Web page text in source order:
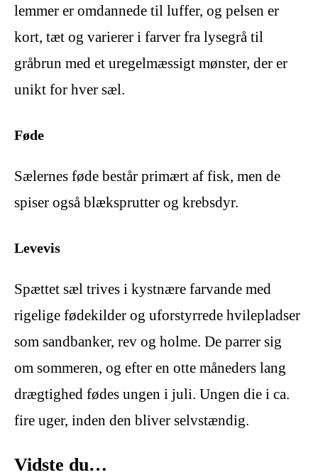
lemmer er omdannede til luffer, og pelsen er
kort, tæt og varierer i farver fra lysegrå til
gråbrun med et uregelmæssigt mønster, der er
unikt for hver sæl.
Føde
Sælernes føde består primært af fisk, men de
spiser også blæksprutter og krebsdyr.
Levevis
Spættet sæl trives i kystnære farvande med
rigelige fødekilder og uforstyrrede hvilepladser
som sandbanker, rev og holme. De parrer sig
om sommeren, og efter en otte måneders lang
drægtighed fødes ungen i juli. Ungen die i ca.
fire uger, inden den bliver selvstændig.
Vidste du…